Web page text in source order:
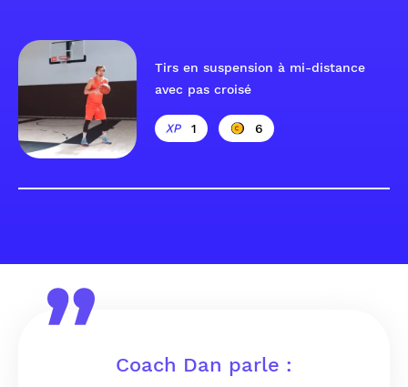
Tirs en suspension à mi-distance
avec pas croisé
1 6
Coach Dan parle :